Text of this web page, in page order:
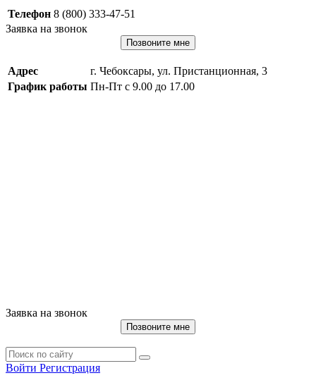
Телефон 8 (800) 333-47-51
Заявка на звонок
Позвоните мне
Адрес
г. Чебоксары, ул. Пристанционная, 3
График работы Пн-Пт с 9.00 до 17.00
Заявка на звонок
Позвоните мне
Войти Регистрация